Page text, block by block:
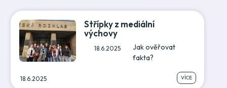
Střípky z mediální
výchovy
18.6.2025
Jak ověřovat
fakta?
18.6.2025 VÍCE